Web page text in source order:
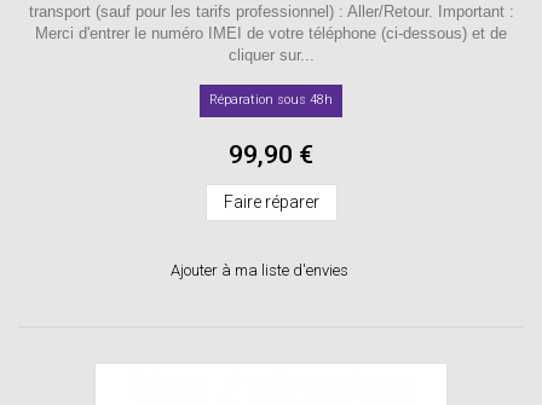
transport (sauf pour les tarifs professionnel) : Aller/Retour. Important :
Merci d'entrer le numéro IMEI de votre téléphone (ci-dessous) et de
cliquer sur...
Réparation sous 48h
99,90 €
Faire réparer
Ajouter à ma liste d'envies